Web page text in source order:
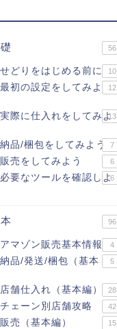
56
どりをはじめる前に 10
初の設定をしてみよ
12
実際に仕入れをしてみよ13
品/梱包をしてみよう 7
売をしてみよう 6
必要なツールを確認しよ6
96
マゾン販売基本情報 4
納品/発送/梱包（基本
5
舗仕入れ（基本編） 28
ェーン別店舗攻略 42
売（基本編） 15